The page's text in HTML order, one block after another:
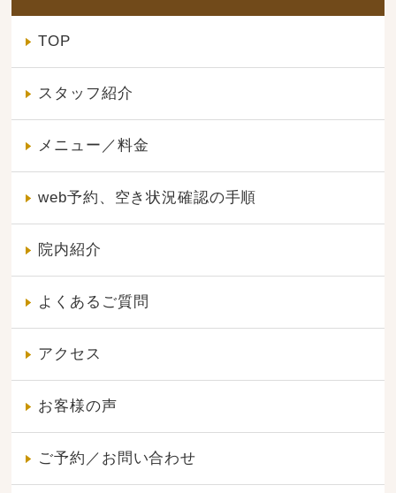
TOP
スタッフ紹介
メニュー／料金
web予約、空き状況確認の手順
院内紹介
よくあるご質問
アクセス
お客様の声
ご予約／お問い合わせ